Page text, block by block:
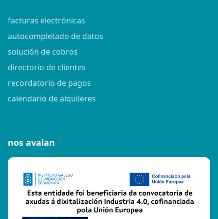
facturas electrónicas
autocompletado de datos
solución de cobros
directorio de clientes
recordatorio de pagos
calendario de alquileres
nos avalan